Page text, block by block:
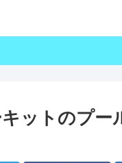
ットのプー